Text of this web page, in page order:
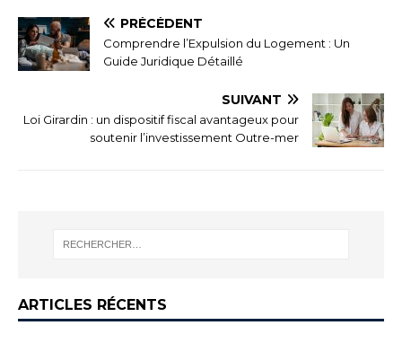
PRÉCÉDENT
Comprendre l’Expulsion du Logement : Un
Guide Juridique Détaillé
SUIVANT
Loi Girardin : un dispositif fiscal avantageux pour
soutenir l’investissement Outre-mer
ARTICLES RÉCENTS